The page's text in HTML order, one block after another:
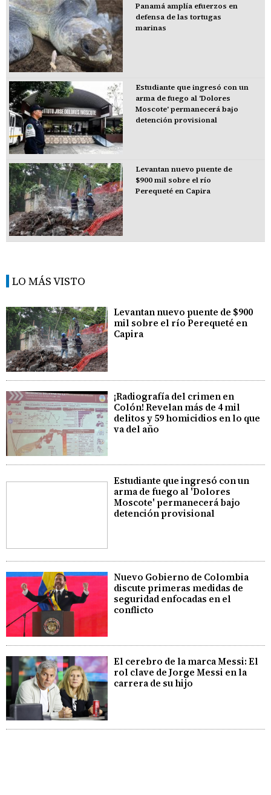
Panamá amplía efuerzos en
defensa de las tortugas
marinas
Estudiante que ingresó con un
arma de fuego al 'Dolores
Moscote' permanecerá bajo
detención provisional
Levantan nuevo puente de
$900 mil sobre el río
Perequeté en Capira
LO MÁS VISTO
Levantan nuevo puente de $900
mil sobre el río Perequeté en
Capira
¡Radiografía del crimen en
Colón! Revelan más de 4 mil
delitos y 59 homicidios en lo que
va del año
Estudiante que ingresó con un
arma de fuego al 'Dolores
Moscote' permanecerá bajo
detención provisional
Nuevo Gobierno de Colombia
discute primeras medidas de
seguridad enfocadas en el
conflicto
El cerebro de la marca Messi: El
rol clave de Jorge Messi en la
carrera de su hijo